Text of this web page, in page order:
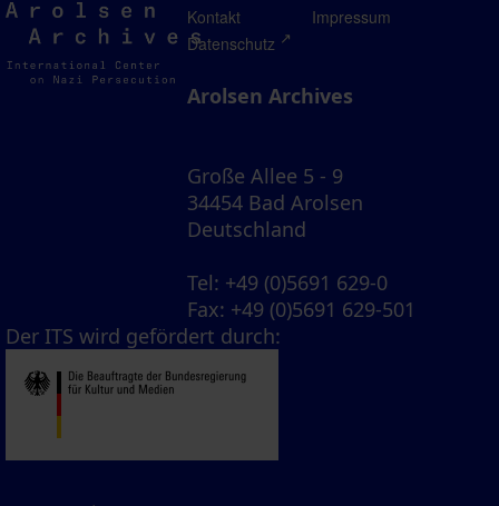
Arolsen
Archives
Kontakt
Impressum
Datenschutz
Arolsen Archives
Große Allee 5 - 9
34454 Bad Arolsen
Deutschland
Tel: +49 (0)5691 629-0
Fax: +49 (0)5691 629-501
Der ITS wird gefördert durch: